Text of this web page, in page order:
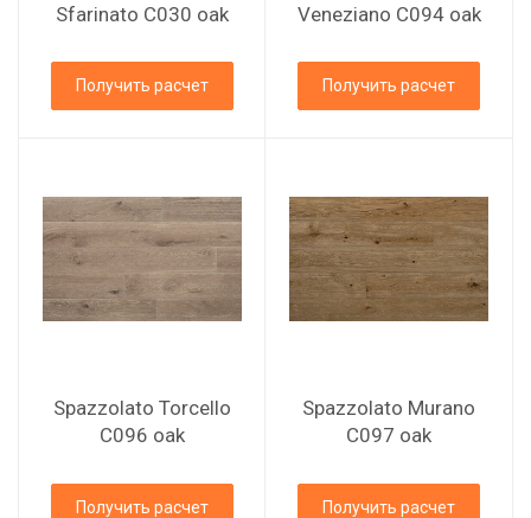
Sfarinato C030 oak
Получить расчет
Veneziano C094 oak
Получить расчет
Spazzolato Torcello
C096 oak
Получить расчет
Spazzolato Murano
C097 oak
Получить расчет